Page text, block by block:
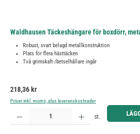
Waldhausen Täckeshängare för boxdörr,
Robust, svart belagd metallkonstruktion
Plats för flera hästtäcken
Två grimskaft-/betselhållare ingår
Ordinarie pris:
218,36 kr
Priser inkl. moms, plus leveranskostnader
Produktkvantitet: Ange önskat belopp eller använd
st.